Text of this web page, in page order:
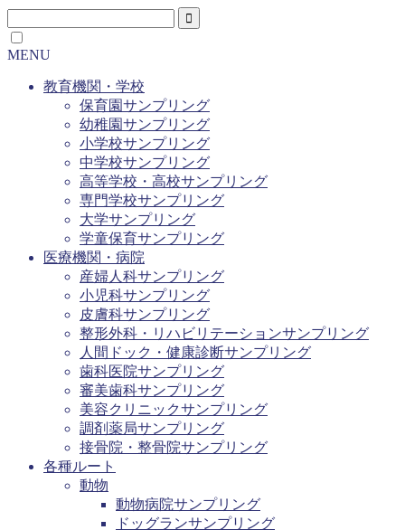
MENU
教育機関・学校
保育園サンプリング
幼稚園サンプリング
小学校サンプリング
中学校サンプリング
高等学校・高校サンプリング
専門学校サンプリング
大学サンプリング
学童保育サンプリング
医療機関・病院
産婦人科サンプリング
小児科サンプリング
皮膚科サンプリング
整形外科・リハビリテーションサンプリング
人間ドック・健康診断サンプリング
歯科医院サンプリング
審美歯科サンプリング
美容クリニックサンプリング
調剤薬局サンプリング
接骨院・整骨院サンプリング
各種ルート
動物
動物病院サンプリング
ドッグランサンプリング